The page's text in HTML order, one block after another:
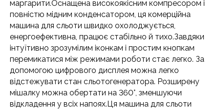
маргарити.Оснащена високоякісним компресором і
повністю мідним конденсатором, ця комерційна
машина для сльоти швидко охолоджується,
енергоефективна, працює стабільно й тихо.Завдяки
інтуїтивно зрозумілим іконкам і простим кнопкам
перемикатися між режимами роботи стає легко. За
допомогою цифрового дисплея можна легко
відстежувати стан сльотогенератора. Розширену
мішалку можна обертати на 360°, зменшуючи
відкладення у всіх напоях.Ця машина для сльоти